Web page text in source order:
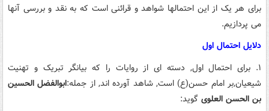
برای هر یک از این احتمالها شواهد و قرائنی است که به نقد و بررسی آنها
می پردازیم.
دلایل احتمال اول
۱. برای احتمال اول, دسته ای از روایات را که بیانگر تبریک و تهنیت
شیعیان,بر امام حسن(ع) است, شاهد آورده اند, از جمله:ابوالفضل الحسین
بن الحسن العلوی گوید: